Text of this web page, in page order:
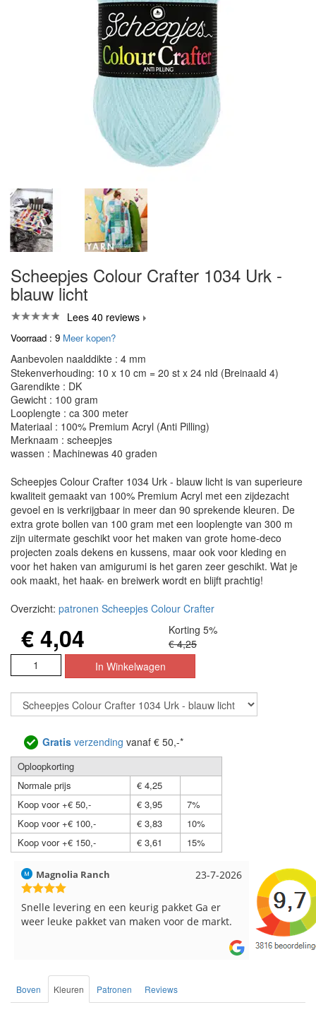
Scheepjes Colour Crafter 1034 Urk -
blauw licht
Lees 40 reviews
Voorraad : 9 Meer kopen?
Aanbevolen naalddikte : 4 mm
Stekenverhouding: 10 x 10 cm = 20 st x 24 nld (Breinaald 4)
Garendikte : DK
Gewicht : 100 gram
Looplengte : ca 300 meter
Materiaal : 100% Premium Acryl (Anti Pilling)
Merknaam : scheepjes
wassen : Machinewas 40 graden
Scheepjes Colour Crafter 1034 Urk - blauw licht is van superieure
kwaliteit gemaakt van 100% Premium Acryl met een zijdezacht
gevoel en is verkrijgbaar in meer dan 90 sprekende kleuren. De
extra grote bollen van 100 gram met een looplengte van 300 m
zijn uitermate geschikt voor het maken van grote home-deco
projecten zoals dekens en kussens, maar ook voor kleding en
voor het haken van amigurumi is het garen zeer geschikt. Wat je
ook maakt, het haak- en breiwerk wordt en blijft prachtig!
Overzicht: patronen Scheepjes Colour Crafter
€ 4,04
Korting 5%
€ 4,25
Gratis verzending vanaf € 50,-*
Oploopkorting
Normale prijs
€ 4,25
Koop voor +€ 50,-
€ 3,95
7%
Koop voor +€ 100,-
€ 3,83
10%
Koop voor +€ 150,-
€ 3,61 15%
17-7-2026
Hilde uit Loyers
Reeds meerdere keren breigaren en
breinaalden besteld, altijd heel tevreden over
Loes uit
Snelle
Boven Kleuren Patronen Reviews